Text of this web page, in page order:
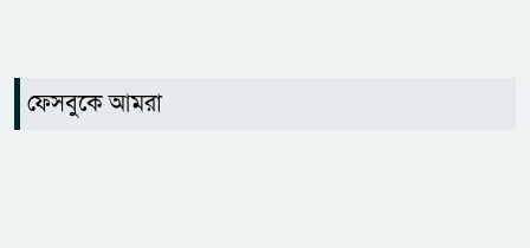
ফেসবুকে আমরা